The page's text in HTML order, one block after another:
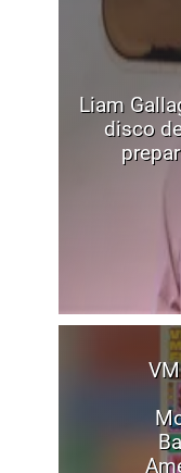
Liam
disco